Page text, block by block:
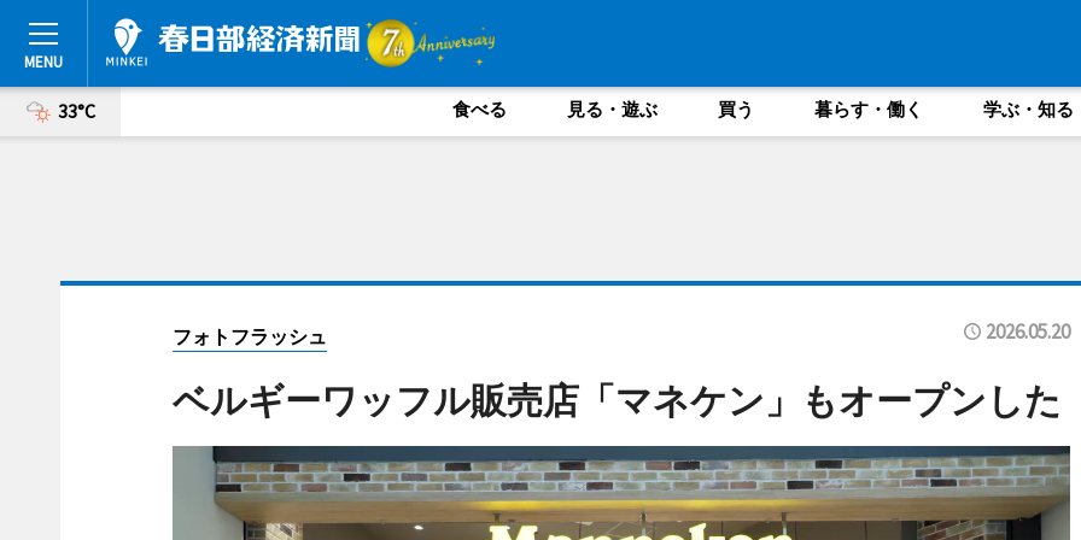
33°C 食べる 見る・遊ぶ 買う 暮らす・働く 学ぶ・知る
フォトフラッシュ 2026.05.20
ベルギーワッフル販売店「マネケン」もオープンした